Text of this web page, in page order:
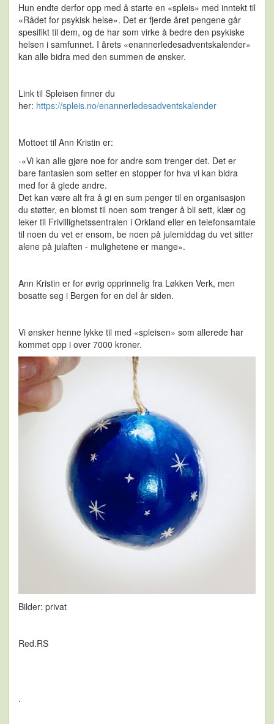
Hun endte derfor opp med å starte en «spleis» med inntekt til
«Rådet for psykisk helse». Det er fjerde året pengene går
spesifikt til dem, og de har som virke å bedre den psykiske
helsen i samfunnet. I årets «enannerledesadventskalender»
kan alle bidra med den summen de ønsker.
Link til Spleisen finner du
her: https://spleis.no/enannerledesadventskalender
Mottoet til Ann Kristin er:
-«Vi kan alle gjøre noe for andre som trenger det. Det er
bare fantasien som setter en stopper for hva vi kan bidra
med for å glede andre.
Det kan være alt fra å gi en sum penger til en organisasjon
du støtter, en blomst til noen som trenger å bli sett, klær og
leker til Frivillighetssentralen i Orkland eller en telefonsamtale
til noen du vet er ensom, be noen på julemiddag du vet sitter
alene på julaften - mulighetene er mange».
Ann Kristin er for øvrig opprinnelig fra Løkken Verk, men
bosatte seg i Bergen for en del år siden.
Vi ønsker henne lykke til med «spleisen» som allerede har
kommet opp i over 7000 kroner.
Bilder: privat
Red.RS
.